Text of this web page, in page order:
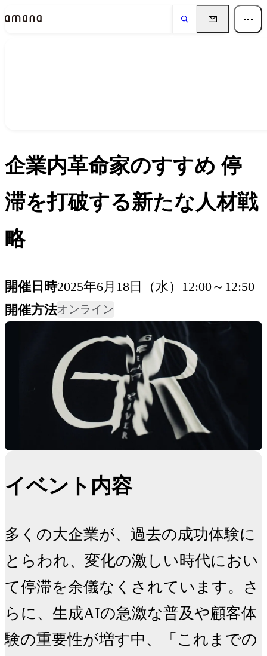
企業内革命家のすすめ 停
滞を打破する新たな人材戦
略
開催日時2025年6月18日（水）12:00～12:50
開催方法オンライン
イベント内容
多くの大企業が、過去の成功体験に
とらわれ、変化の激しい時代におい
て停滞を余儀なくされています。さ
らに、生成AIの急激な普及や顧客体
験の重要性が増す中、「これまでの